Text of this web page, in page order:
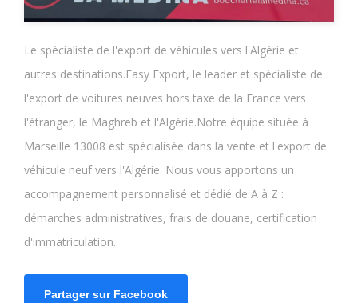
Le spécialiste de l'export de véhicules vers l'Algérie et
autres destinations.Easy Export, le leader et spécialiste de
l'export de voitures neuves hors taxe de la France vers
l'étranger, le Maghreb et l'Algérie.Notre équipe située à
Marseille 13008 est spécialisée dans la vente et l'export de
véhicule neuf vers l'Algérie. Nous vous apportons un
accompagnement personnalisé et dédié de A à Z :
démarches administratives, frais de douane, certification
d'immatriculation..
Partager sur Facebook